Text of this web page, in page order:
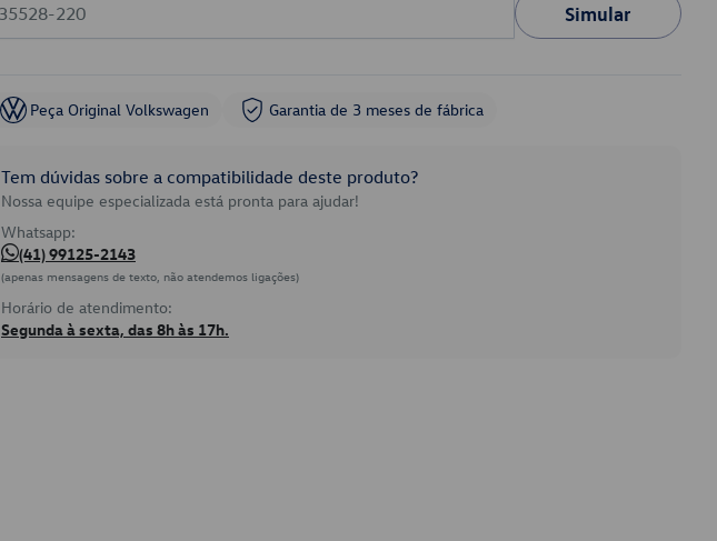
Simular
Peça Original Volkswagen Garantia de 3 meses de fábrica
Tem dúvidas sobre a compatibilidade deste produto?
Nossa equipe especializada está pronta para ajudar!
Whatsapp:
(41) 99125-2143
(apenas mensagens de texto, não atendemos ligações)
Horário de atendimento:
Segunda à sexta, das 8h às 17h.